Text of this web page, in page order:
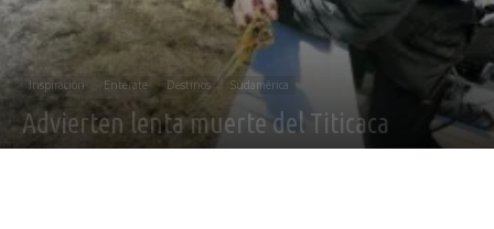
Inspiración Entérate Destinos Sudamérica
Advierten lenta muerte del Titicaca